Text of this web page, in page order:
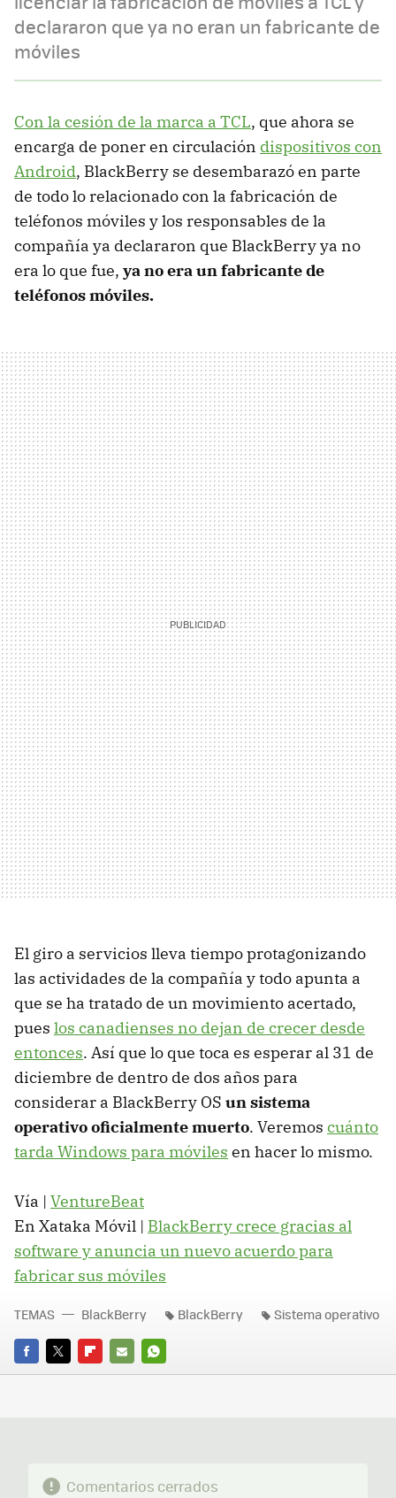
declararon que ya no eran un fabricante de
móviles
Con la cesión de la marca a TCL, que ahora se
encarga de poner en circulación dispositivos con
Android, BlackBerry se desembarazó en parte
de todo lo relacionado con la fabricación de
teléfonos móviles y los responsables de la
compañía ya declararon que BlackBerry ya no
era lo que fue, ya no era un fabricante de
teléfonos móviles.
El giro a servicios lleva tiempo protagonizando
las actividades de la compañía y todo apunta a
que se ha tratado de un movimiento acertado,
pues los canadienses no dejan de crecer desde
entonces. Así que lo que toca es esperar al 31 de
diciembre de dentro de dos años para
considerar a BlackBerry OS un sistema
operativo oficialmente muerto. Veremos cuánto
tarda Windows para móviles en hacer lo mismo.
Vía | VentureBeat
En Xataka Móvil | BlackBerry crece gracias al
software y anuncia un nuevo acuerdo para
fabricar sus móviles
FACEBOOK
TWITTERFLIPBOARD
E-
WHATSAPP
TEMAS BlackBerry BlackBerry Sistema operativo
Comentarios cerrados